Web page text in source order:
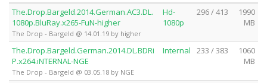
The.Drop.Bargeld.2014.German.AC3.DL.
1080p.BluRay.x265-FuN-higher
The Drop - Bargeld @ 14.01.19 by higher
Hd-
1080p
296 / 413
1990
MB
The.Drop.Bargeld.German.2014.DL.BDRi
P.x264.iNTERNAL-NGE
The Drop - Bargeld @ 03.05.18 by NGE
Internal 233 / 383
1060
MB